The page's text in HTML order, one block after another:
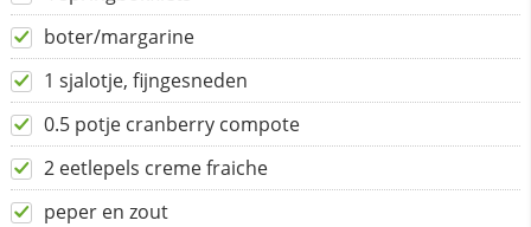
boter/margarine
1 sjalotje, fijngesneden
0.5 potje cranberry compote
2 eetlepels creme fraiche
peper en zout